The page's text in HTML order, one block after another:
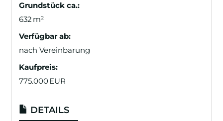
Grund­stück ca.:
632 m²
Verfügbar ab:
nach Vereinbarung
Kaufpreis:
775.000 EUR
DETAILS